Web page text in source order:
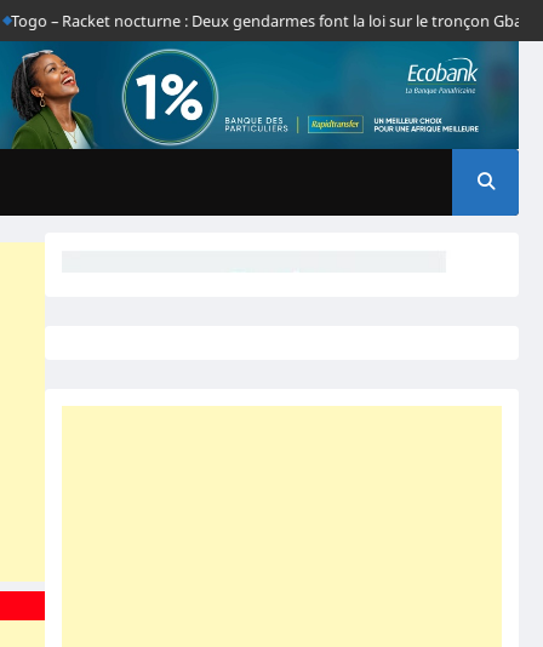
Racket nocturne : Deux gendarmes font la loi sur le tronçon Gbatope-